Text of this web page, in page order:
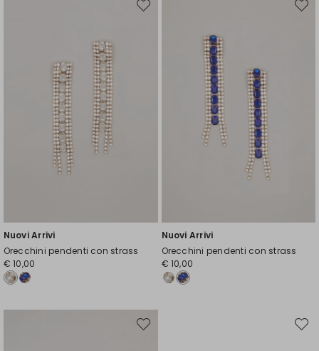
Nuovi Arrivi
Orecchini pendenti con strass
€ 10,00
Sposta
Nuovi Arrivi
Orecchini pendenti con strass
€ 10,00
Sposta